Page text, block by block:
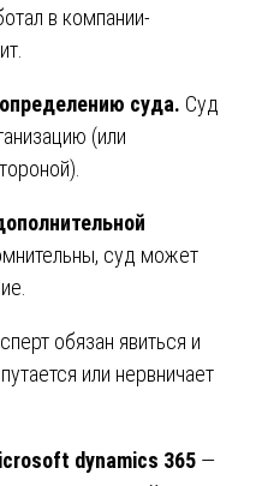
в компании-
суда. Суд
(или
суд может
обязан явиться и
или нервничает
dynamics 365 —